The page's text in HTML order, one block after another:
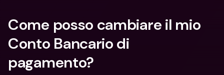
Come posso cambiare il mio
Conto Bancario di
pagamento?